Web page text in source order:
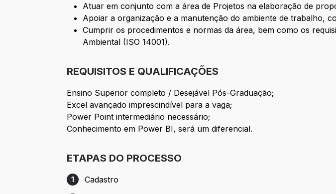
Atuar em conjunto com a área de Projetos na elaboração de
Apoiar a organização e a manutenção do ambiente de trabalho,
Cumprir os procedimentos e normas da área, bem como os
Ambiental (ISO 14001).
REQUISITOS E QUALIFICAÇÕES
Ensino Superior completo / Desejável Pós-Graduação;
Excel avançado imprescindível para a vaga;
Power Point intermediário necessário;
Conhecimento em Power BI, será um diferencial.
ETAPAS DO PROCESSO
Etapa 1: Cadastro
1 Cadastro